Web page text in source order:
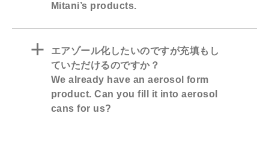
Mitani’s products.
a
エアゾール化したいのですが充填もし
ていただけるのですか？
We already have an aerosol form
product. Can you fill it into aerosol
cans for us?